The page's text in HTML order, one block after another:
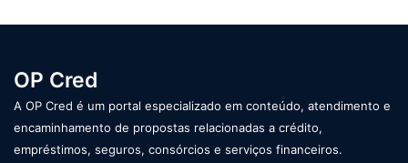
OP Cred
A OP Cred é um portal especializado em conteúdo, atendimento e
encaminhamento de propostas relacionadas a crédito,
empréstimos, seguros, consórcios e serviços financeiros.